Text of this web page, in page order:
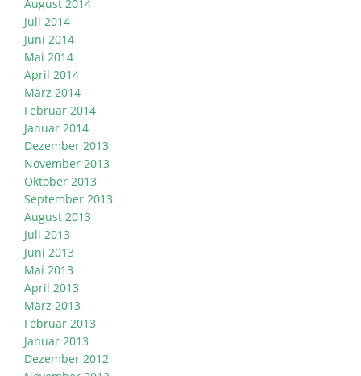
August 2014
Juli 2014
Juni 2014
Mai 2014
April 2014
März 2014
Februar 2014
Januar 2014
Dezember 2013
November 2013
Oktober 2013
September 2013
August 2013
Juli 2013
Juni 2013
Mai 2013
April 2013
März 2013
Februar 2013
Januar 2013
Dezember 2012